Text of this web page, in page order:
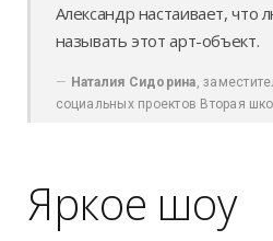
Александр настаивает,
называть этот арт-объект.
Наталия Сидорина,
социальных проектов Вторая
Яркое шоу